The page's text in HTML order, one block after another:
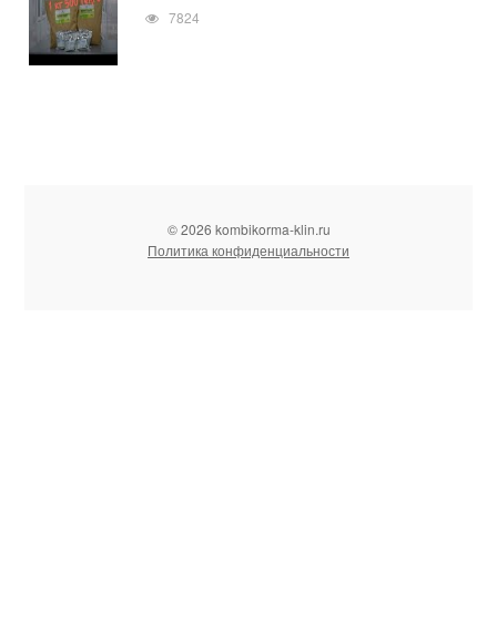
7824
© 2026 kombikorma-klin.ru
Политика конфиденциальности